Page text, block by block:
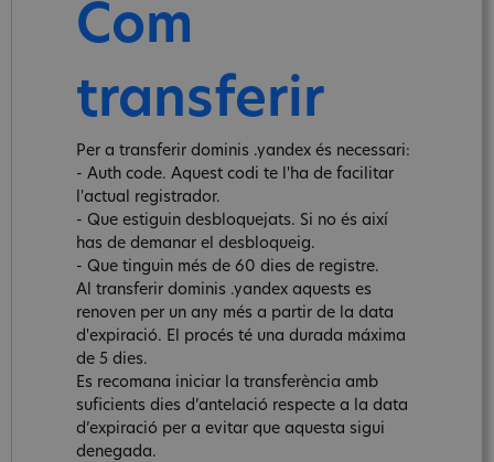
Com
transferir
Per a transferir dominis .yandex és necessari:
- Auth code. Aquest codi te l'ha de facilitar
l'actual registrador.
- Que estiguin desbloquejats. Si no és així
has de demanar el desbloqueig.
- Que tinguin més de 60 dies de registre.
Al transferir dominis .yandex aquests es
renoven per un any més a partir de la data
d'expiració. El procés té una durada máxima
de 5 dies.
Es recomana iniciar la transferència amb
suficients dies d’antelació respecte a la data
d’expiració per a evitar que aquesta sigui
denegada.